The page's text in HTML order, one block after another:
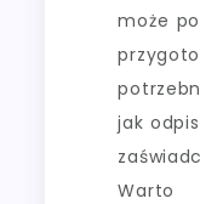
może
jak